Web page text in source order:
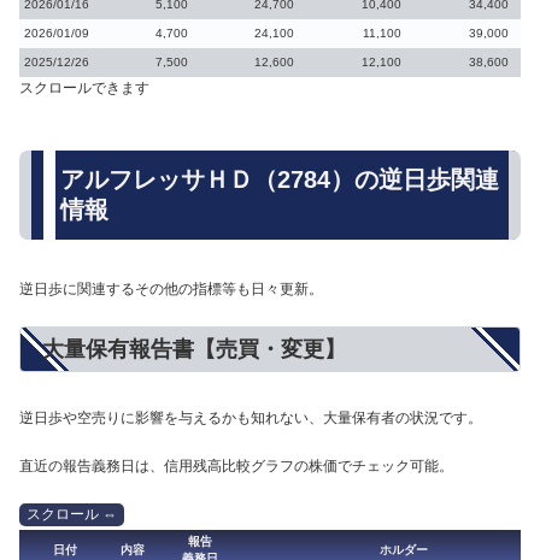
2026/01/16 5,100 24,700 10,400 34,400
2026/01/09 4,700 24,100 11,100 39,000
2025/12/26 7,500 12,600 12,100 38,600
スクロールできます
アルフレッサＨＤ（2784）の逆日歩関連
情報
逆日歩に関連するその他の指標等も日々更新。
大量保有報告書【売買・変更】
逆日歩や空売りに影響を与えるかも知れない、大量保有者の状況です。
直近の報告義務日は、信用残高比較グラフの株価でチェック可能。
日付 内容
報告
ホルダー